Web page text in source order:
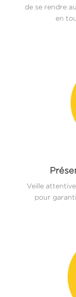
de se rendre
en
Veille
pour